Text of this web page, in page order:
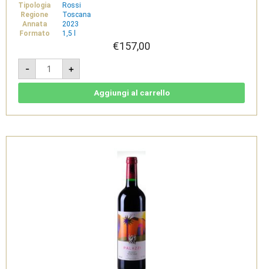
Tipologia
Rossi
Regione
Toscana
Annata
2023
Formato
1,5 l
€157,00
-
Campo
Camagi
2023
Rosso
-
+
Aggiungi al carrello